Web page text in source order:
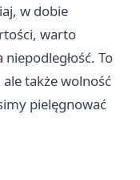
w dobie
warto
To
także wolność
pielęgnować